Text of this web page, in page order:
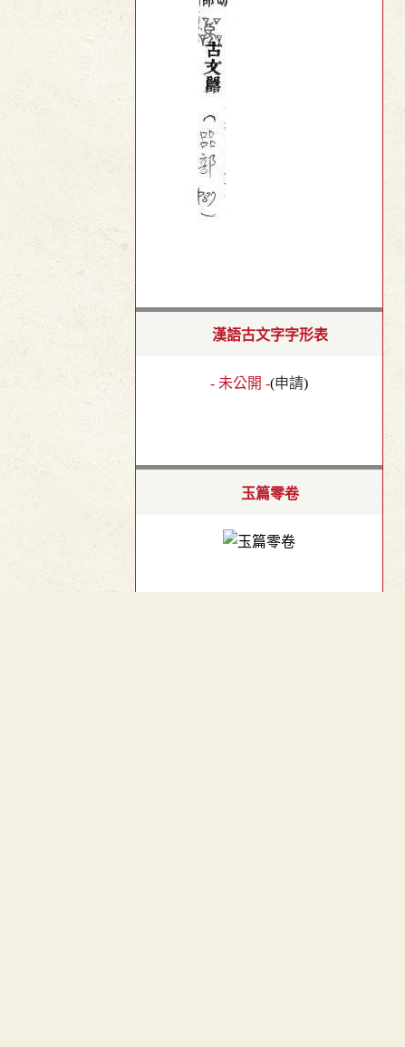
漢語古文字字形表
- 未公開 -(申請)
玉篇零卷